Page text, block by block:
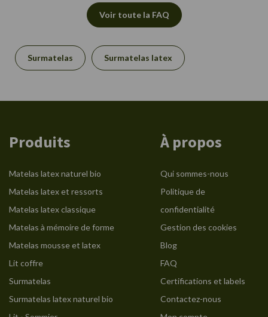
Voir toute la FAQ
Surmatelas Surmatelas latex
Produits
Matelas latex naturel bio
Matelas latex et ressorts
Matelas latex classique
Matelas à mémoire de forme
Matelas mousse et latex
Lit coffre
Surmatelas
Surmatelas latex naturel bio
À propos
Qui sommes-nous
Politique de
confidentialité
Gestion des cookies
Blog
FAQ
Certifications et labels
Contactez-nous